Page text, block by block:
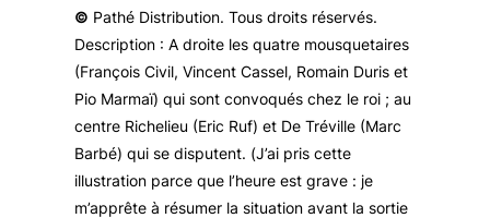
© Pathé Distribution. Tous droits réservés.
Description : A droite les quatre mousquetaires
(François Civil, Vincent Cassel, Romain Duris et
Pio Marmaï) qui sont convoqués chez le roi ; au
centre Richelieu (Eric Ruf) et De Tréville (Marc
Barbé) qui se disputent. (J’ai pris cette
illustration parce que l’heure est grave : je
m’apprête à résumer la situation avant la sortie